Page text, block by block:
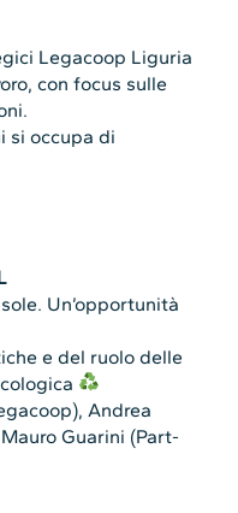
Legacoop Liguria
con focus sulle
si occupa di
Un’opportunità
e del ruolo delle
Andrea
Guarini (Part-